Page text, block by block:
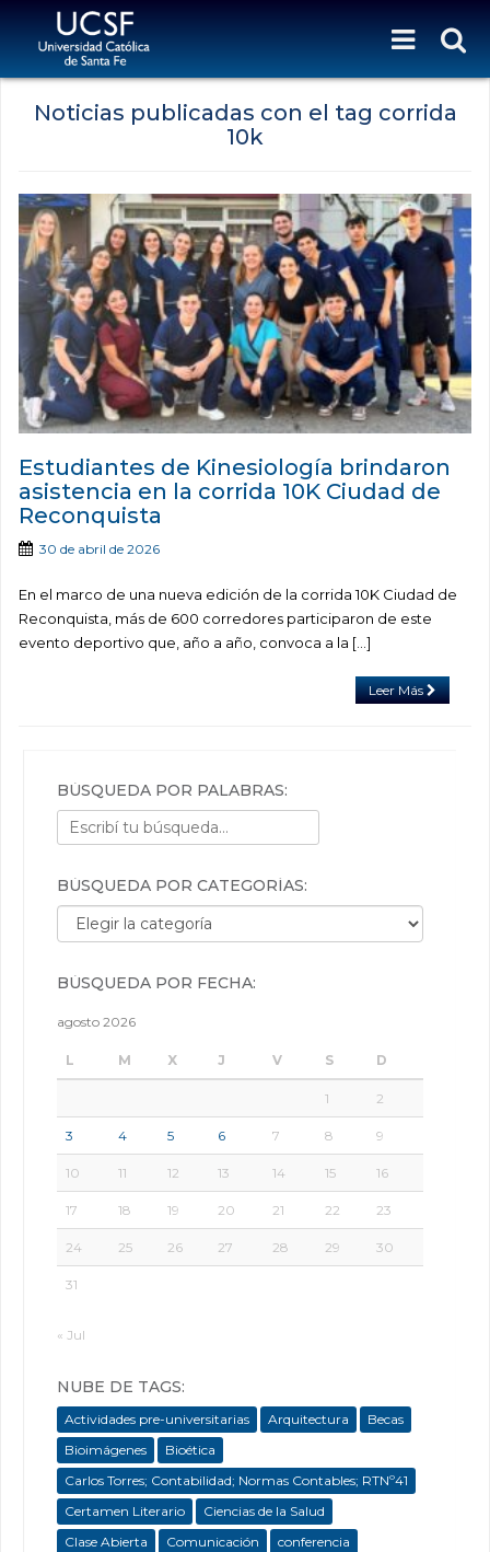
Noticias publicadas con el tag corrida
10k
Estudiantes de Kinesiología brindaron
asistencia en la corrida 10K Ciudad de
Reconquista
30 de abril de 2026
En el marco de una nueva edición de la corrida 10K Ciudad de
Reconquista, más de 600 corredores participaron de este
evento deportivo que, año a año, convoca a la […]
Leer Más
BÚSQUEDA POR PALABRAS:
BÚSQUEDA POR CATEGORÍAS:
Búsqueda por categorías:
BÚSQUEDA POR FECHA:
agosto 2026
L M X J V S D
1 2
3 4 5 6 7 8 9
10 11 12 13 14 15 16
17 18 19 20 21 22 23
24 25 26 27 28 29 30
31
« Jul
NUBE DE TAGS:
Actividades pre-universitarias Arquitectura
Becas
Bioimágenes
Bioética
Carlos Torres; Contabilidad; Normas Contables; RTNº41
Certamen Literario
Ciencias de la Salud
Clase Abierta
Comunicación
conferencia